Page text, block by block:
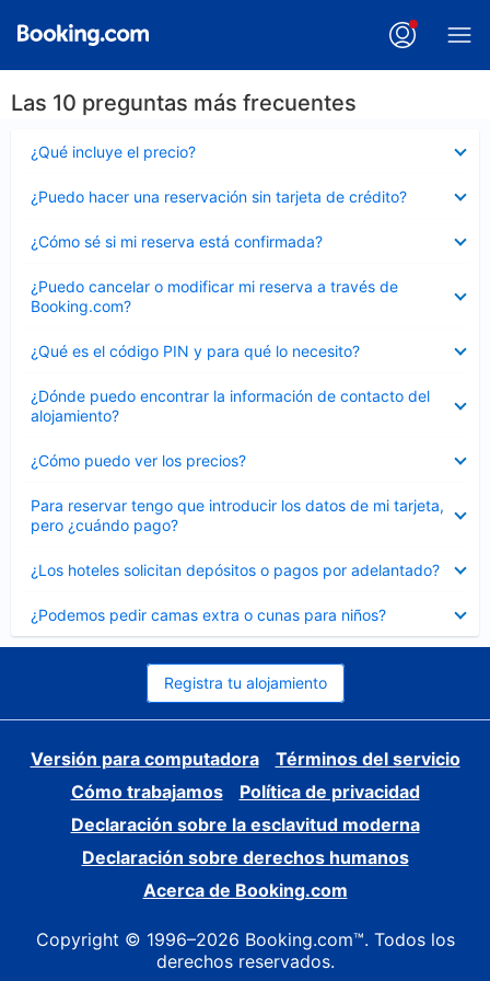
Las 10 preguntas más frecuentes
¿Qué incluye el precio?
cerrado
¿Puedo hacer una reservación sin tarjeta de crédito?
cerrado
¿Cómo sé si mi reserva está confirmada?
cerrado
¿Puedo cancelar o modificar mi reserva a través de
Booking.com?
cerrado
¿Qué es el código PIN y para qué lo necesito?
cerrado
¿Dónde puedo encontrar la información de contacto del
alojamiento?
cerrado
¿Cómo puedo ver los precios?
cerrado
Para reservar tengo que introducir los datos de mi tarjeta,
pero ¿cuándo pago?
cerrado
¿Los hoteles solicitan depósitos o pagos por adelantado?
cerrado
¿Podemos pedir camas extra o cunas para niños?
cerrado
Registra tu alojamiento
Versión para computadora
Términos del servicio
Cómo trabajamos
Política de privacidad
Declaración sobre la esclavitud moderna
Declaración sobre derechos humanos
Acerca de Booking.com
Copyright © 1996–2026 Booking.com™. Todos los
derechos reservados.